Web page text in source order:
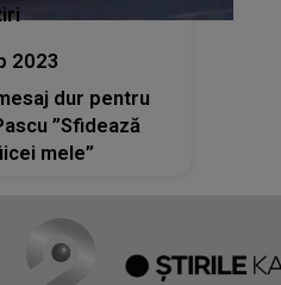
2023
dur pentru
”Sfidează
mele”